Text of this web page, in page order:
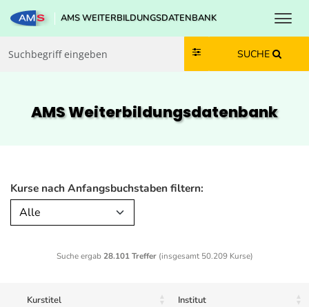
Zum Inhalt springen
Zum Navmenü springen
Zur Suche springen
Zur Footer springen
AMS WEITERBILDUNGSDATENBANK
SUCHE
AMS Weiterbildungs­datenbank
Kurse nach Anfangsbuchstaben filtern:
Alle
Suche ergab 28.101 Treffer(insgesamt 50.209 Kurse)
Kurstitel Institut